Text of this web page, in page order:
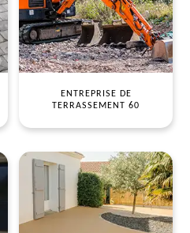
ENTREPRISE DE
TERRASSEMENT 60